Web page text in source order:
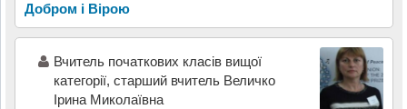
Добром і Вірою
Вчитель початкових класів вищої
категорії, старший вчитель Величко
Ірина Миколаївна